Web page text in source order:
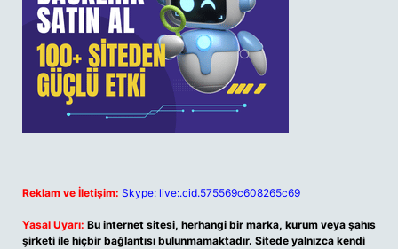
Reklam ve İletişim: Skype: live:.cid.575569c608265c69
Yasal Uyarı: Bu internet sitesi, herhangi bir marka, kurum veya şahıs
şirketi ile hiçbir bağlantısı bulunmamaktadır. Sitede yalnızca kendi